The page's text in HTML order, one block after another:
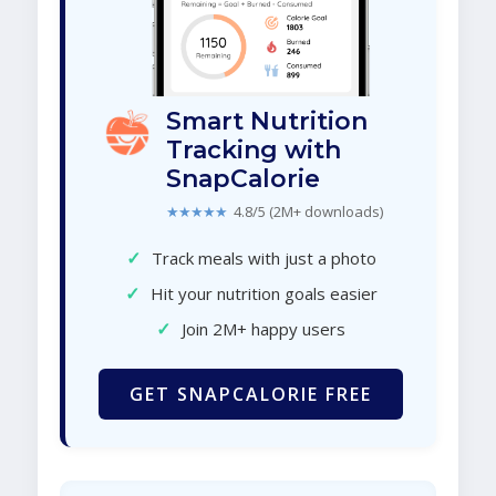
Smart Nutrition
Tracking with
SnapCalorie
★★★★★ 4.8/5 (2M+ downloads)
✓ Track meals with just a photo
✓ Hit your nutrition goals easier
✓ Join 2M+ happy users
GET SNAPCALORIE FREE